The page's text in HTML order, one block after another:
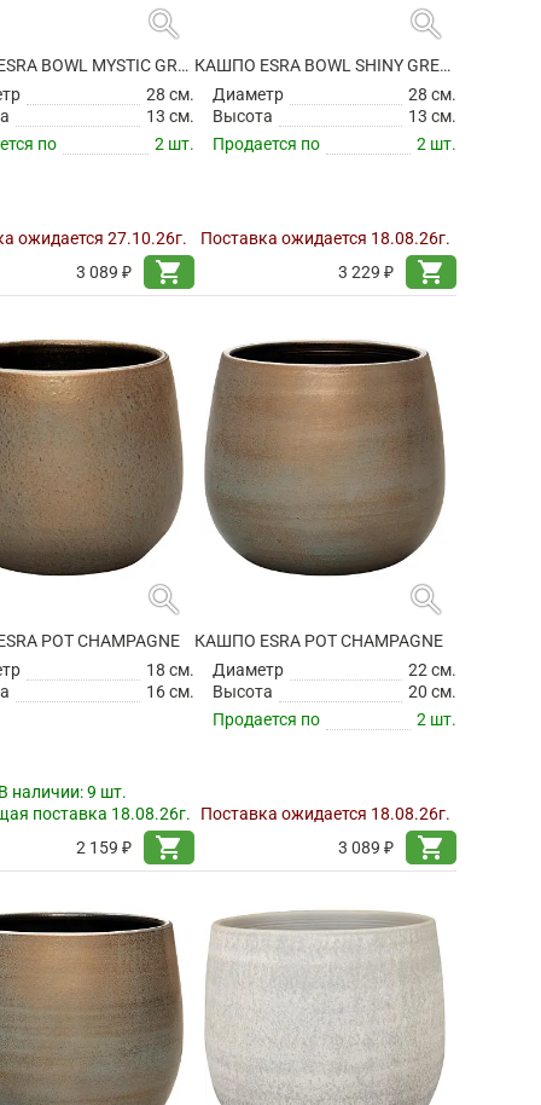
search
КАШПО ESRA BOWL MYSTIC GREY
28 см.
13 см.
по
2 шт.
ожидается 27.10.26г.
3 089 ₽
shopping_cart
search
КАШПО ESRA BOWL SHINY GREEN
Диаметр
28 см.
Высота
13 см.
Продается по
2 шт.
Поставка ожидается 18.08.26г.
3 229 ₽
shopping_cart
search
POT CHAMPAGNE
18 см.
16 см.
наличии:9 шт.
поставка 18.08.26г.
2 159 ₽
shopping_cart
search
КАШПО ESRA POT CHAMPAGNE
Диаметр
22 см.
Высота
20 см.
Продается по
2 шт.
Поставка ожидается 18.08.26г.
3 089 ₽
shopping_cart